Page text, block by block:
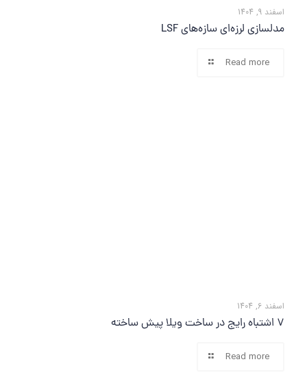
اسفند 9, 1404
مدلسازی لرزه‌ای سازه‌های LSF
Read more
اسفند 6, 1404
7 اشتباه رایج در ساخت ویلا پیش ساخته
Read more